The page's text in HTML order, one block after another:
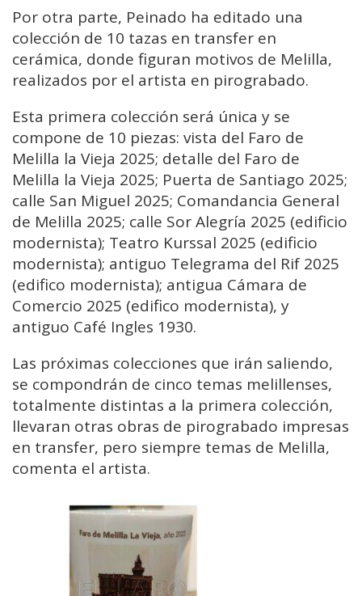
Por otra parte, Peinado ha editado una
colección de 10 tazas en transfer en
cerámica, donde figuran motivos de Melilla,
realizados por el artista en pirograbado.
Esta primera colección será única y se
compone de 10 piezas: vista del Faro de
Melilla la Vieja 2025; detalle del Faro de
Melilla la Vieja 2025; Puerta de Santiago 2025;
calle San Miguel 2025; Comandancia General
de Melilla 2025; calle Sor Alegría 2025 (edificio
modernista); Teatro Kurssal 2025 (edificio
modernista); antiguo Telegrama del Rif 2025
(edifico modernista); antigua Cámara de
Comercio 2025 (edifico modernista), y
antiguo Café Ingles 1930.
Las próximas colecciones que irán saliendo,
se compondrán de cinco temas melillenses,
totalmente distintas a la primera colección,
llevaran otras obras de pirograbado impresas
en transfer, pero siempre temas de Melilla,
comenta el artista.